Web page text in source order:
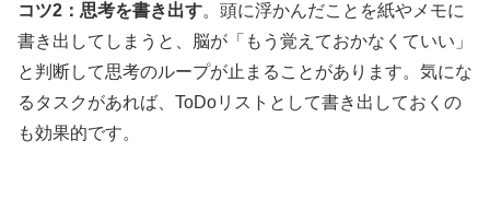
コツ2：思考を書き出す。頭に浮かんだことを紙やメモに
書き出してしまうと、脳が「もう覚えておかなくていい」
と判断して思考のループが止まることがあります。気にな
るタスクがあれば、ToDoリストとして書き出しておくの
も効果的です。